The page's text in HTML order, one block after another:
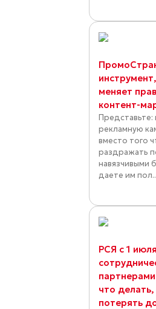
меняет
контент-
Представьте:
рекламную
вместо того
раздражать
навязчивыми
даете им
РСЯ с 1
что
потерять